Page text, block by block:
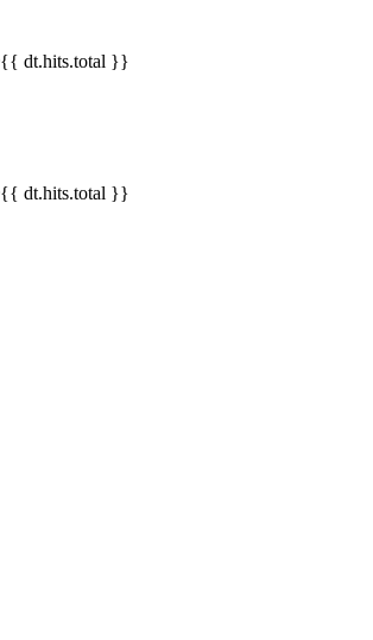
{{ dt.hits.total }}
{{ dt.hits.total }}